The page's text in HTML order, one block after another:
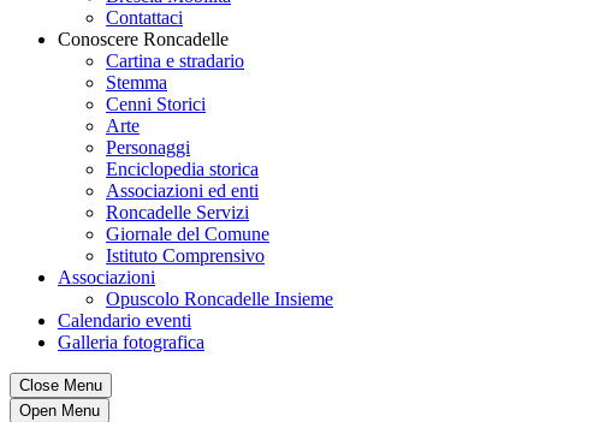
Contattaci
Conoscere Roncadelle
Cartina e stradario
Stemma
Cenni Storici
Arte
Personaggi
Enciclopedia storica
Associazioni ed enti
Roncadelle Servizi
Giornale del Comune
Istituto Comprensivo
Associazioni
Opuscolo Roncadelle Insieme
Calendario eventi
Galleria fotografica
Close Menu
Open Menu